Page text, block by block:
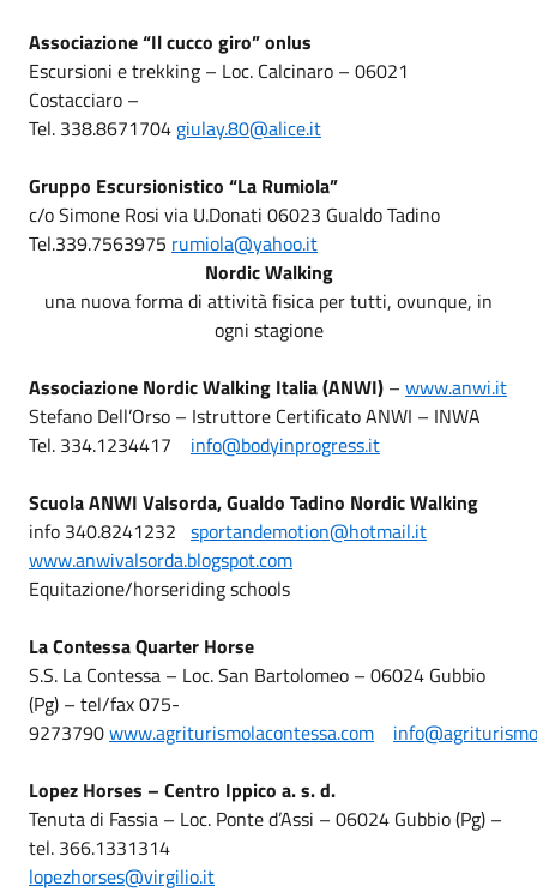
Associazione “Il cucco giro” onlus
Escursioni e trekking – Loc. Calcinaro – 06021
Costacciaro –
Tel. 338.8671704 giulay.80@alice.it
Gruppo Escursionistico “La Rumiola”
c/o Simone Rosi via U.Donati 06023 Gualdo Tadino
Tel.339.7563975 rumiola@yahoo.it
Nordic Walking
una nuova forma di attività fisica per tutti, ovunque, in
ogni stagione
Associazione Nordic Walking Italia (ANWI) – www.anwi.it
Stefano Dell’Orso – Istruttore Certificato ANWI – INWA
Tel. 334.1234417 info@bodyinprogress.it
Scuola ANWI Valsorda, Gualdo Tadino Nordic Walking
info 340.8241232 sportandemotion@hotmail.it
www.anwivalsorda.blogspot.com
Equitazione/horseriding schools
La Contessa Quarter Horse
S.S. La Contessa – Loc. San Bartolomeo – 06024 Gubbio
(Pg) – tel/fax 075-
9273790www.agriturismolacontessa.com
Lopez Horses – Centro Ippico a. s. d.
Tenuta di Fassia – Loc. Ponte d’Assi – 06024 Gubbio (Pg) –
tel. 366.1331314
lopezhorses@virgilio.it